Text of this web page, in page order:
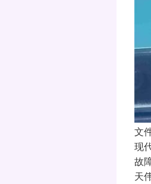
文
现
故
天